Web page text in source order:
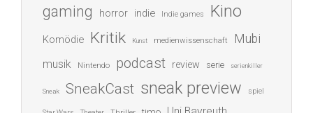
gaming horror indie Indie games Kino
Komödie Kritik Kunst medienwissenschaft Mubi
musik Nintendo podcast review serie serienkiller
Sneak SneakCast sneak preview spiel